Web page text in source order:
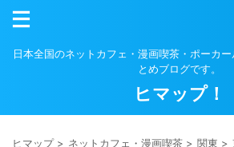
日本全国のネットカフェ・漫画喫茶・ポーカ
とめブログです。
ヒマップ！
ヒマップ> ネットカフェ・漫画喫茶 > 関東 >